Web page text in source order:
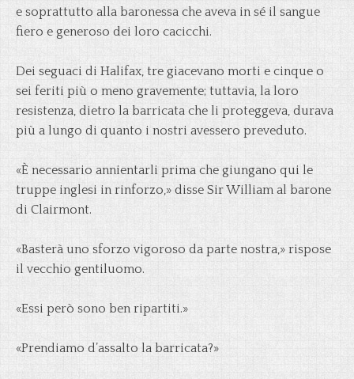
e soprattutto alla baronessa che aveva in sé il sangue
fiero e generoso dei loro cacicchi.
Dei seguaci di Halifax, tre giacevano morti e cinque o
sei feriti più o meno gravemente; tuttavia, la loro
resistenza, dietro la barricata che li proteggeva, durava
più a lungo di quanto i nostri avessero preveduto.
«È necessario annientarli prima che giungano qui le
truppe inglesi in rinforzo,» disse Sir William al barone
di Clairmont.
«Basterà uno sforzo vigoroso da parte nostra,» rispose
il vecchio gentiluomo.
«Essi però sono ben ripartiti.»
«Prendiamo d’assalto la barricata?»